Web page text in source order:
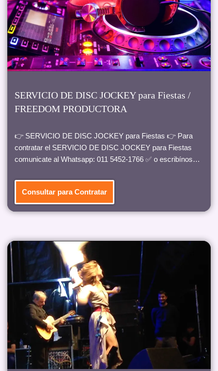
SERVICIO DE DISC JOCKEY para Fiestas /
FREEDOM PRODUCTORA
👉 SERVICIO DE DISC JOCKEY para Fiestas 👉 Para
contratar el SERVICIO DE DISC JOCKEY para Fiestas
comunicate al Whatsapp: 011 5452-1766 ✅ o escribínos…
Consultar para Contratar